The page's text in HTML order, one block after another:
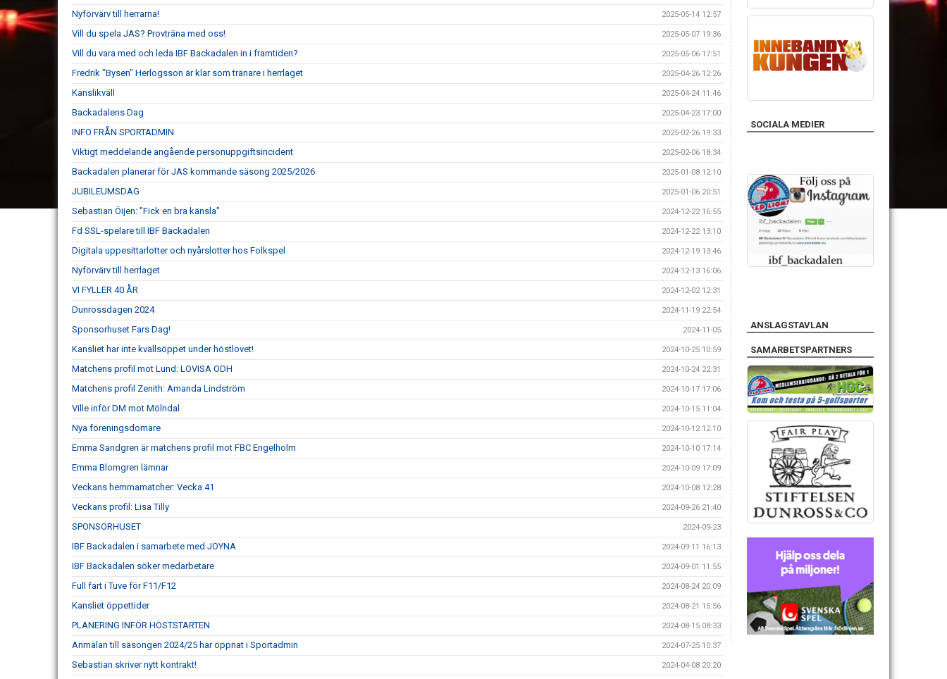
Nyförvärv till herrarna! 2025-05-14 12:57
Vill du spela JAS? Provträna med oss! 2025-05-07 19:36
Vill du vara med och leda IBF Backadalen in i framtiden? 2025-05-06 17:51
Fredrik "Bysen" Herlogsson är klar som tränare i herrlaget 2025-04-26 12:26
Kanslikväll 2025-04-24 11:46
Backadalens Dag 2025-04-23 17:00
INFO FRÅN SPORTADMIN 2025-02-26 19:33
Viktigt meddelande angående personuppgiftsincident 2025-02-06 18:34
Backadalen planerar för JAS kommande säsong 2025/2026 2025-01-08 12:10
JUBILEUMSDAG 2025-01-06 20:51
Sebastian Öijen: "Fick en bra känsla" 2024-12-22 16:55
Fd SSL-spelare till IBF Backadalen 2024-12-22 13:10
Digitala uppesittarlotter och nyårslotter hos Folkspel 2024-12-19 13:46
Nyförvärv till herrlaget 2024-12-13 16:06
VI FYLLER 40 ÅR 2024-12-02 12:31
Dunrossdagen 2024 2024-11-19 22:54
Sponsorhuset Fars Dag! 2024-11-05
Kansliet har inte kvällsöppet under höstlovet! 2024-10-25 10:59
Matchens profil mot Lund: LOVISA ODH 2024-10-24 22:31
Matchens profil Zenith: Amanda Lindström 2024-10-17 17:06
Ville inför DM mot Mölndal 2024-10-15 11:04
Nya föreningsdomare 2024-10-12 12:10
Emma Sandgren är matchens profil mot FBC Engelholm 2024-10-10 17:14
Emma Blomgren lämnar 2024-10-09 17:09
Veckans hemmamatcher: Vecka 41 2024-10-08 12:28
Veckans profil: Lisa Tilly 2024-09-26 21:40
SPONSORHUSET 2024-09-23
IBF Backadalen i samarbete med JOYNA 2024-09-11 16:13
IBF Backadalen söker medarbetare 2024-09-01 11:55
Full fart i Tuve för F11/F12 2024-08-24 20:09
Kansliet öppettider 2024-08-21 15:56
PLANERING INFÖR HÖSTSTARTEN 2024-08-15 08:33
Anmälan till säsongen 2024/25 har öppnat i Sportadmin 2024-07-25 10:37
Sebastian skriver nytt kontrakt! 2024-04-08 20:20
SOCIALA MEDIER
ANSLAGSTAVLAN
SAMARBETSPARTNERS